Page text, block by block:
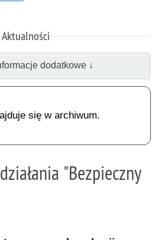
Aktualności
dodatkowe ↓
się w archiwum.
"Bezpieczny